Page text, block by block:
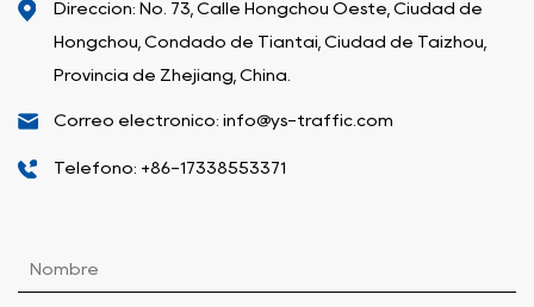
Dirección: No. 73, Calle Hongchou Oeste, Ciudad de
Hongchou, Condado de Tiantai, Ciudad de Taizhou,
Provincia de Zhejiang, China.
Correo electrónico: info@ys-traffic.com
Teléfono: +86-17338553371